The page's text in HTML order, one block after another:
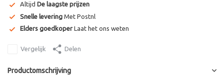
Altijd De laagste prijzen
Snelle levering Met Postnl
Elders goedkoper Laat het ons weten
Vergelijk Delen
Productomschrijving